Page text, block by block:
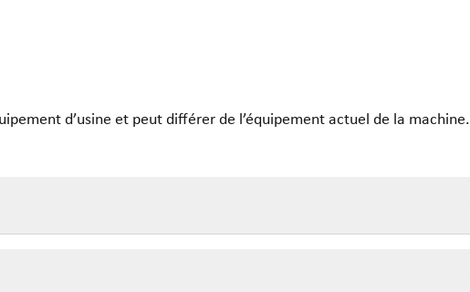
d’usine et peut différer de l’équipement actuel de la machine.